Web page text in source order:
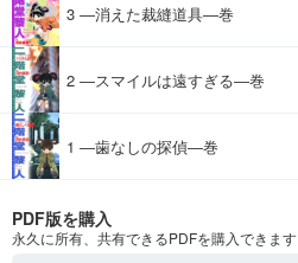
3 ―消えた裁縫道具―巻
2 ―スマイルは遠すぎる―巻
1 ―歯なしの探偵―巻
PDF版を購入
永久に所有、共有できるPDFを購入できます